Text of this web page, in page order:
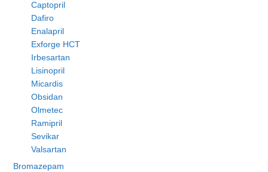
Captopril
Dafiro
Enalapril
Exforge HCT
Irbesartan
Lisinopril
Micardis
Obsidan
Olmetec
Ramipril
Sevikar
Valsartan
Bromazepam